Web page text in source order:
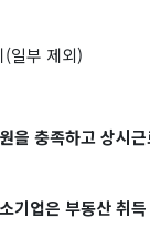
일부 제외)
을 충족하고 상시
기업은 부동산 취